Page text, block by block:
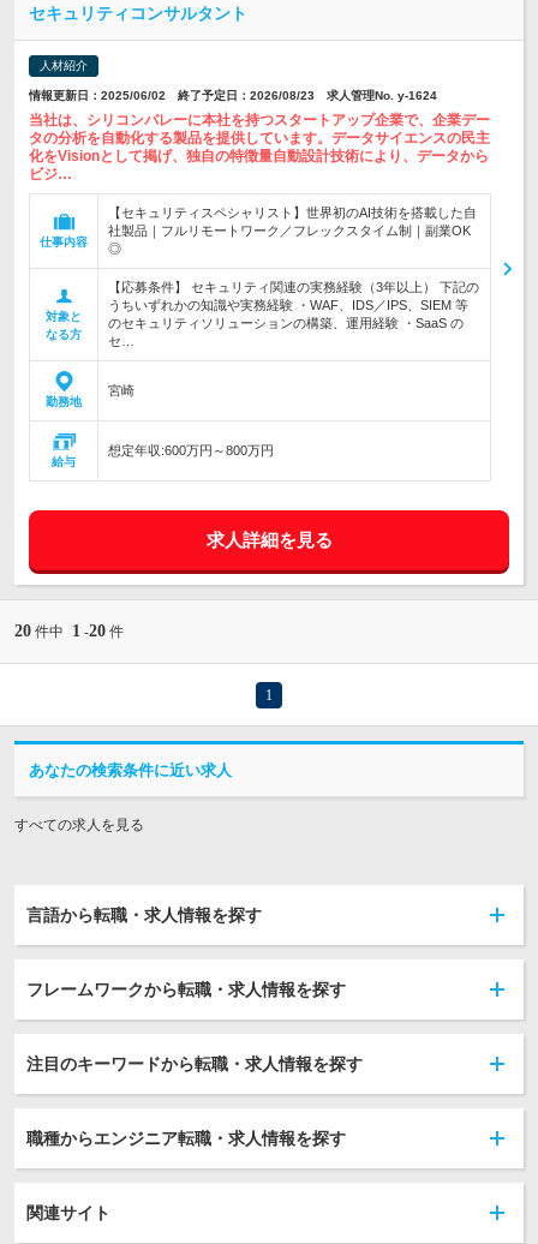
セキュリティコンサルタント
人材紹介
情報更新日：2025/06/02 終了予定日：2026/08/23 求人管理No. y-1624
当社は、シリコンバレーに本社を持つスタートアップ企業で、企業デー
タの分析を自動化する製品を提供しています。データサイエンスの民主
化をVisionとして掲げ、独自の特徴量自動設計技術により、データから
ビジ…
仕事内容
【セキュリティスペシャリスト】世界初のAI技術を搭載した自
社製品｜フルリモートワーク／フレックスタイム制｜副業OK
◎
対象と
なる方
【応募条件】 セキュリティ関連の実務経験（3年以上） 下記の
うちいずれかの知識や実務経験 ・WAF、IDS／IPS、SIEM 等
のセキュリティソリューションの構築、運用経験 ・SaaS の
セ…
勤務地
宮崎
給与
想定年収:600万円～800万円
求人詳細を見る
20 件中 1 -20 件
1
あなたの検索条件に近い求人
すべての求人を見る
言語から転職・求人情報を探す
フレームワークから転職・求人情報を探す
注目のキーワードから転職・求人情報を探す
職種からエンジニア転職・求人情報を探す
関連サイト